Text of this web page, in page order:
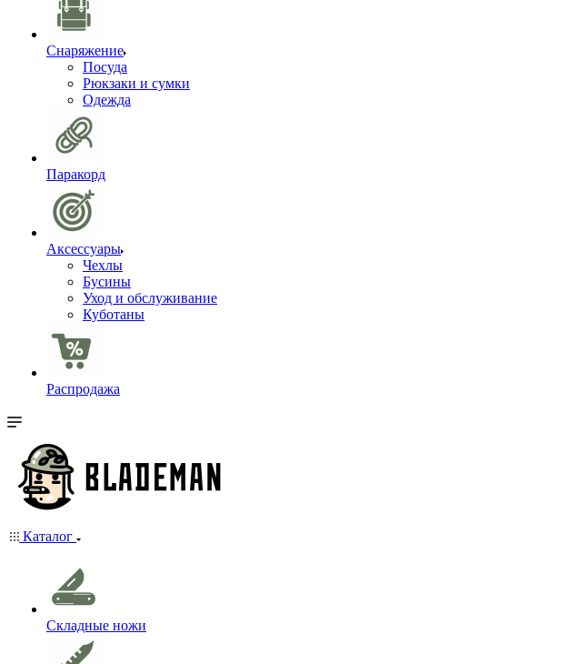
Снаряжение
Посуда
Рюкзаки и сумки
Одежда
Паракорд
Аксессуары
Чехлы
Бусины
Уход и обслуживание
Куботаны
Распродажа
Каталог
Складные ножи